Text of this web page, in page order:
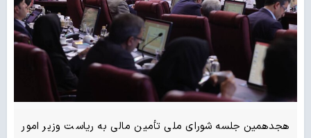
هجدهمین جلسه شورای ملی تأمین مالی به ریاست وزیر امور